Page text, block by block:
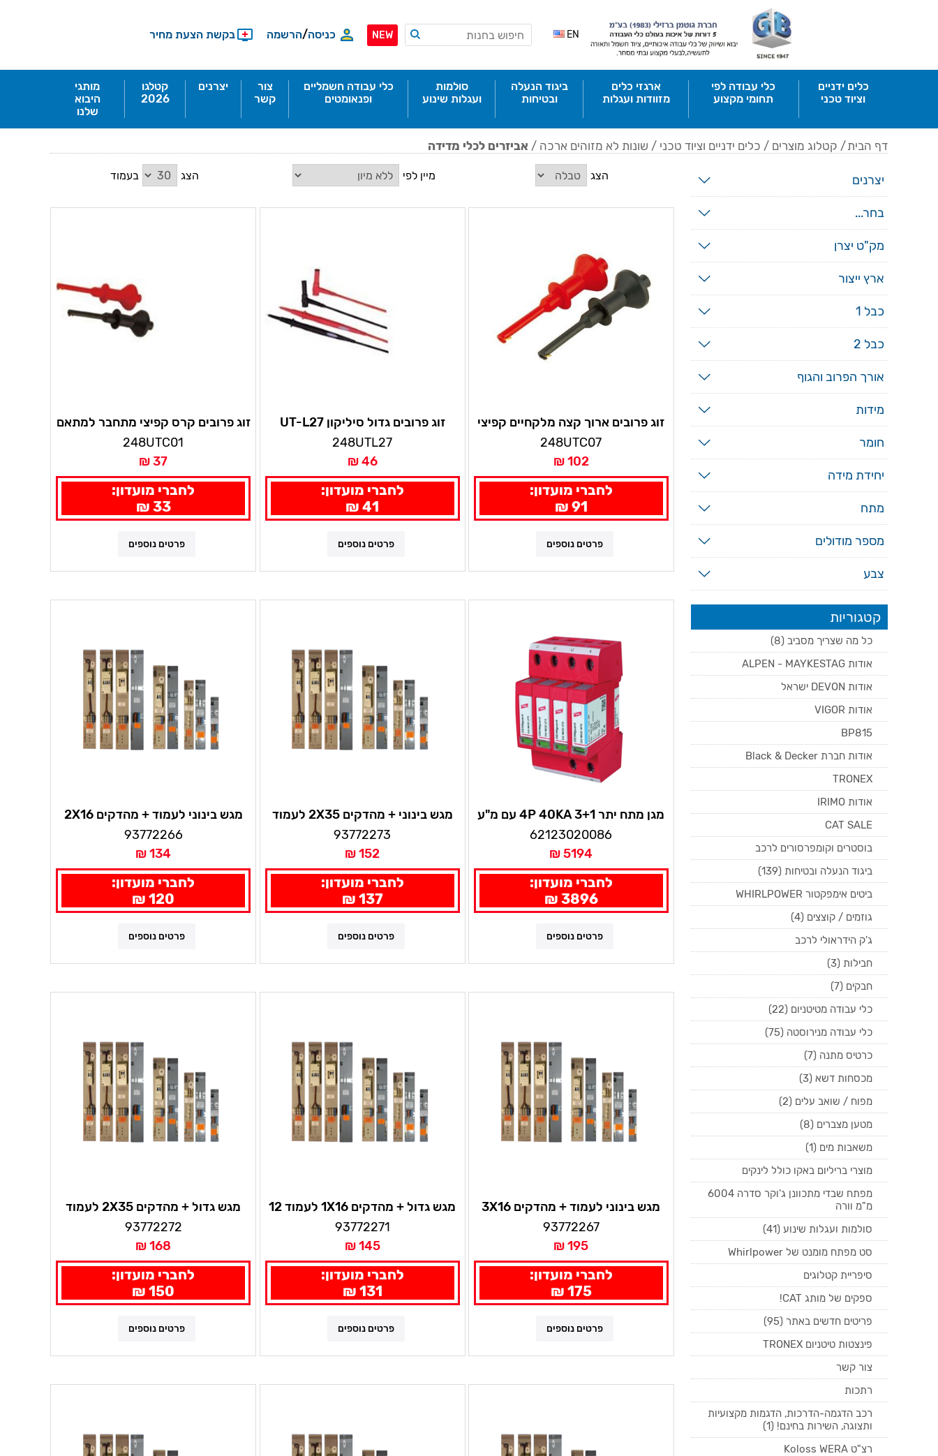
EN
NEW כניסה/הרשמה בקשת הצעת מחיר
כלים ידניים
וציוד טכני
כלי עבודה לפי
תחומי מקצוע
ארגזי כלים
מזוודות ועגלות
ביגוד הנעלה
ובטיחות
סולמות
ועגלות שינוע
כלי עבודה חשמליים
ופנאומטים
צור
קשר
יצרנים
קטלגו
2026
מותגי
היבוא
שלנו
דף הבית/ קטלוג מוצרים / כלים ידניים וציוד טכני / שונות לא מזוהים ארכה / אביזרים לכלי מדידה
הצג מיין לפי הצג בעמוד
זוג פרובים ארוך קצה מלקחיים קפיצי
UTC07 L09
248UTC07
102 ₪
לחברי מועדון:
91 ₪
פרטים נוספים
זוג פרובים גדול סיליקון UT-L27
50/58/71
248UTL27
46 ₪
לחברי מועדון:
41 ₪
פרטים נוספים
זוג פרובים קרס קפיצי מתחבר למתאם
UT-C01 L09
248UTC01
37 ₪
לחברי מועדון:
33 ₪
פרטים נוספים
מגן מתח יתר 4P 40KA 3+1 עם מ"ע
62123020086
5194 ₪
לחברי מועדון:
3896 ₪
פרטים נוספים
מגש בינוני + מהדקים 2X35 לעמוד
93772273
152 ₪
לחברי מועדון:
137 ₪
פרטים נוספים
מגש בינוני לעמוד + מהדקים 2X16
93772266
134 ₪
לחברי מועדון:
120 ₪
פרטים נוספים
מגש בינוני לעמוד + מהדקים 3X16
93772267
195 ₪
לחברי מועדון:
175 ₪
פרטים נוספים
מגש גדול + מהדקים 1X16 לעמוד 12
מ
93772271
145 ₪
לחברי מועדון:
131 ₪
פרטים נוספים
מגש גדול + מהדקים 2X35 לעמוד
גבוה
93772272
168 ₪
לחברי מועדון:
150 ₪
פרטים נוספים
יצרנים
בחר...
מק"ט יצרן
ארץ ייצור
כבל 1
כבל 2
אורך הפרוב והגוף
מידות
חומר
יחידת מידה
מתח
מספר מודולים
צבע
קטגוריות
כל מה שצריך מסביב (8)
אודות ALPEN - MAYKESTAG
אודות DEVON ישראל
אודות VIGOR
BP815
אודות חברת Black & Decker
TRONEX
אודות IRIMO
CAT SALE
בוסטרים וקומפרסורים לרכב
ביגוד הנעלה ובטיחות (139)
ביטים אימפקטור WHIRLPOWER
גוזמים / קוצצים (4)
ג'ק הידראולי לרכב
חבילות (3)
חבקים (7)
כלי עבודה מטיטניום (22)
כלי עבודה מנירוסטה (75)
כרטיס מתנה (7)
מכסחות דשא (3)
מפוח / שואב עלים (2)
מטען מצברים (8)
משאבות מים (1)
מוצרי בריליום באקו כולל לינקים
מפתח שבדי מתכוונן ג'וקר סדרה 6004
מ"מ וורה
סולמות ועגלות שינוע (41)
סט מפתח מומנט של Whirlpower
סיפריית קטלוגים
ספקים של מותג CAT!
פריטים חדשים באתר (95)
פינצטות טיטניום TRONEX
צור קשר
רתכות
רכב הדגמה-הדרכות, הדגמות מקצועיות
ותצוגה, השירות בחינם! (1)
רצ"ט Koloss WERA